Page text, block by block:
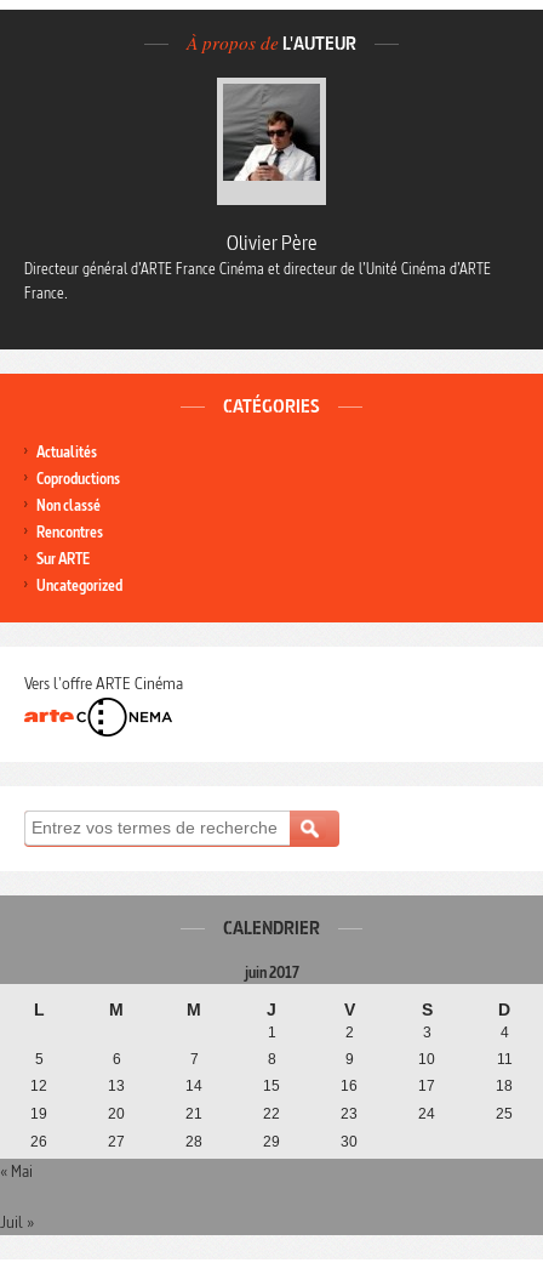
À propos de L'AUTEUR
Olivier Père
Directeur général d’ARTE France Cinéma et directeur de l’Unité Cinéma d’ARTE
France.
CATÉGORIES
Actualités
Coproductions
Non classé
Rencontres
Sur ARTE
Uncategorized
Vers l'offre ARTE Cinéma
CALENDRIER
juin 2017
L M M J V S D
1 2 3
4
5
6 7 8 9 10
11
12
13 14 15 16 17
18
19
20 21 22 23 24
25
26
27 28 29 30
« Mai
Juil »